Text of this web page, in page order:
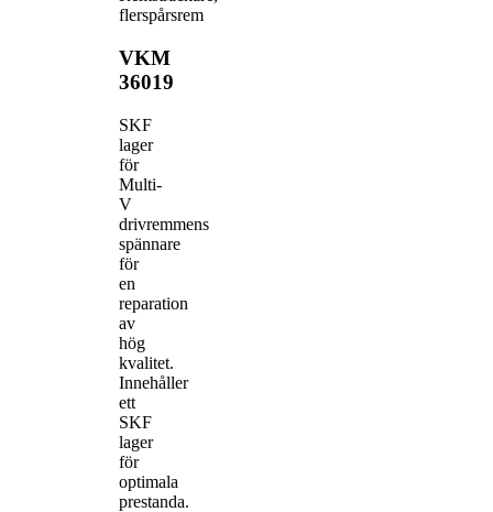
flerspårsrem
VKM
36019
SKF
lager
för
Multi-
V
drivremmens
spännare
för
en
reparation
av
hög
kvalitet.
Innehåller
ett
SKF
lager
för
optimala
prestanda.